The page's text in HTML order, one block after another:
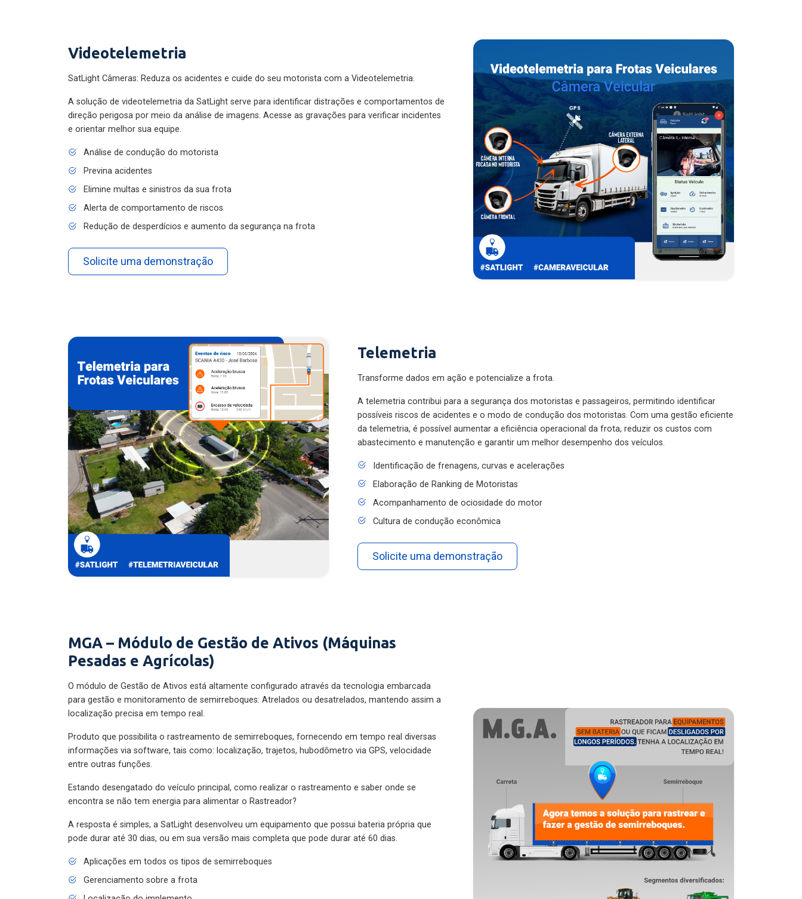
Videotelemetria
SatLight Câmeras: Reduza os acidentes e cuide do seu motorista com a Videotelemetria.
A solução de videotelemetria da SatLight serve para identificar distrações e comportamentos de
direção perigosa por meio da análise de imagens. Acesse as gravações para verificar incidentes
e orientar melhor sua equipe.
Análise de condução do motorista
Previna acidentes
Elimine multas e sinistros da sua frota
Alerta de comportamento de riscos
Redução de desperdícios e aumento da segurança na frota
Solicite uma demonstração
Telemetria
Transforme dados em ação e potencialize a frota.
A telemetria contribui para a segurança dos motoristas e passageiros, permitindo identificar
possíveis riscos de acidentes e o modo de condução dos motoristas. Com uma gestão eficiente
da telemetria, é possível aumentar a eficiência operacional da frota, reduzir os custos com
abastecimento e manutenção e garantir um melhor desempenho dos veículos.
Identificação de frenagens, curvas e acelerações
Elaboração de Ranking de Motoristas
Acompanhamento de ociosidade do motor
Cultura de condução econômica
Solicite uma demonstração
MGA – Módulo de Gestão de Ativos (Máquinas
Pesadas e Agrícolas)
O módulo de Gestão de Ativos está altamente configurado através da tecnologia embarcada
para gestão e monitoramento de semirreboques: Atrelados ou desatrelados, mantendo assim a
localização precisa em tempo real.
Produto que possibilita o rastreamento de semirreboques, fornecendo em tempo real diversas
informações via software, tais como: localização, trajetos, hubodômetro via GPS, velocidade
entre outras funções.
Estando desengatado do veículo principal, como realizar o rastreamento e saber onde se
encontra se não tem energia para alimentar o Rastreador?
A resposta é simples, a SatLight desenvolveu um equipamento que possui bateria própria que
pode durar até 30 dias, ou em sua versão mais completa que pode durar até 60 dias.
Aplicações em todos os tipos de semirreboques
Gerenciamento sobre a frota
Localização do implemento